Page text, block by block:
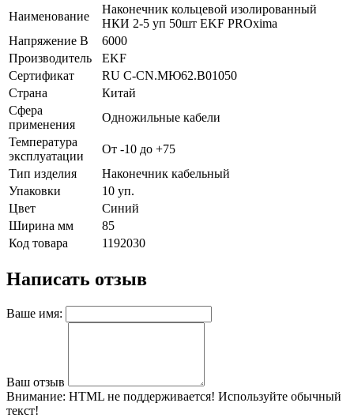
Наименование
Наконечник кольцевой изолированный
НКИ 2-5 уп 50шт EKF PROxima
Напряжение В
6000
Производитель
EKF
Сертификат
RU C-CN.МЮ62.B01050
Страна
Китай
Сфера
применения
Одножильные кабели
Температура
эксплуатации
От -10 до +75
Тип изделия
Наконечник кабельный
Упаковки
10 уп.
Цвет
Синий
Ширина мм
85
Код товара
1192030
Написать отзыв
Ваше имя:
Ваш отзыв
Внимание: HTML не поддерживается! Используйте обычный
текст!